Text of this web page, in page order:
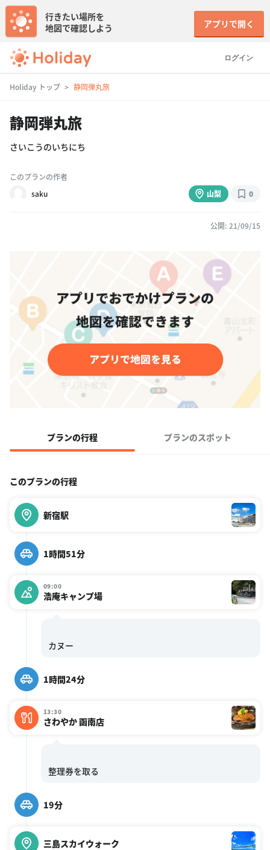
ログイン
行きたい場所を
地図で確認しよう
アプリで開く
Holiday トップ 静岡弾丸旅
静岡弾丸旅
さいこうのいちにち
このプランの作者
saku
山梨 0
公開: 21/09/15
プランの行程 プランのスポット
このプランの行程
新宿駅
1時間51分
09:00
浩庵キャンプ場
1時間24分
13:30
さわやか 函南店
19分
三島スカイウォーク